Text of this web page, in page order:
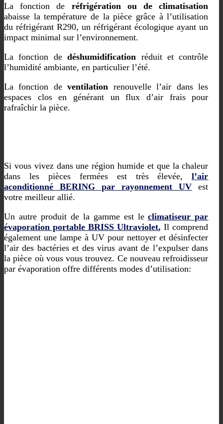
La fonction de réfrigération ou de climatisation
abaisse la température de la pièce grâce à l’utilisation
du réfrigérant R290, un réfrigérant écologique ayant un
impact minimal sur l’environnement.
La fonction dedéshumidification réduit et contrôle
l’humidité ambiante, en particulier l’été.
La fonction deventilation renouvelle l’air dans les
espaces clos en générant un flux d’air frais pour
rafraîchir la pièce.
Si vous vivez dans une région humide et que la chaleur
dans les pièces fermées est très élevée,l’air
aconditionné BERING par rayonnement UV est
votre meilleur allié.
Un autre produit de la gamme est leclimatiseur par
évaporation portable BRISS Ultraviolet, Il comprend
également une lampe à UV pour nettoyer et désinfecter
l’air des bactéries et des virus avant de l’expulser dans
la pièce où vous vous trouvez. Ce nouveau refroidisseur
par évaporation offre différents modes d’utilisation: